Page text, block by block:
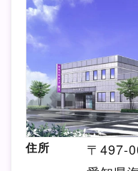
住所
〒497-